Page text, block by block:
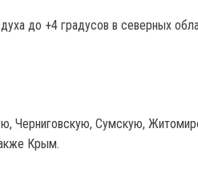
до +4 градусов в северных
Черниговскую, Сумскую,
Крым.